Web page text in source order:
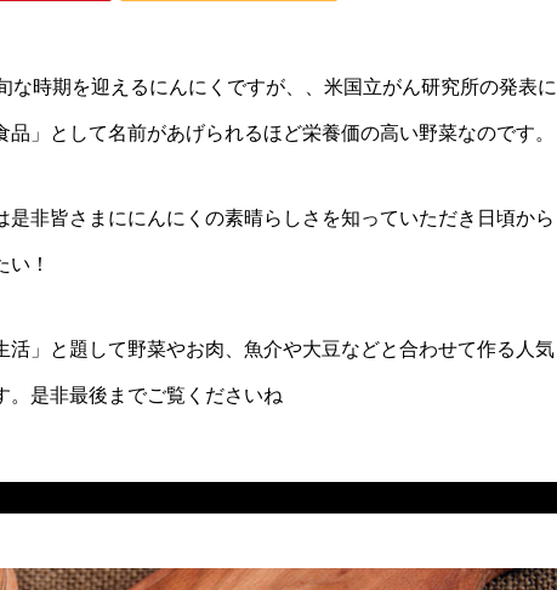
な時期を迎えるにんにくですが、、米国立がん研究所の発表に
」として名前があげられるほど栄養価の高い野菜なのです。
非皆さまににんにくの素晴らしさを知っていただき日頃から
！
活」と題して野菜やお肉、魚介や大豆などと合わせて作る人気
。是非最後までご覧くださいね